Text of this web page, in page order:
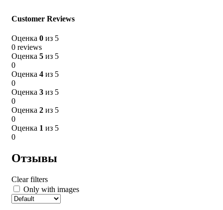
Отзывов пока нет.
Будьте первым, кто оставил отзыв на “Салфетка для лица
освежающая”
Ваш адрес email не будет опубликован.
помечены*
Ваша оценка*
Ваш отзыв*
Имя*
Customer Reviews
Оценка 0 из 5
0 reviews
Оценка 5 из 5
0
Оценка 4 из 5
0
Оценка 3 из 5
0
Оценка 2 из 5
0
Оценка 1 из 5
0
Отзывы
Clear filters
Only with images